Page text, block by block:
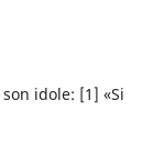
idole: [1] «Si